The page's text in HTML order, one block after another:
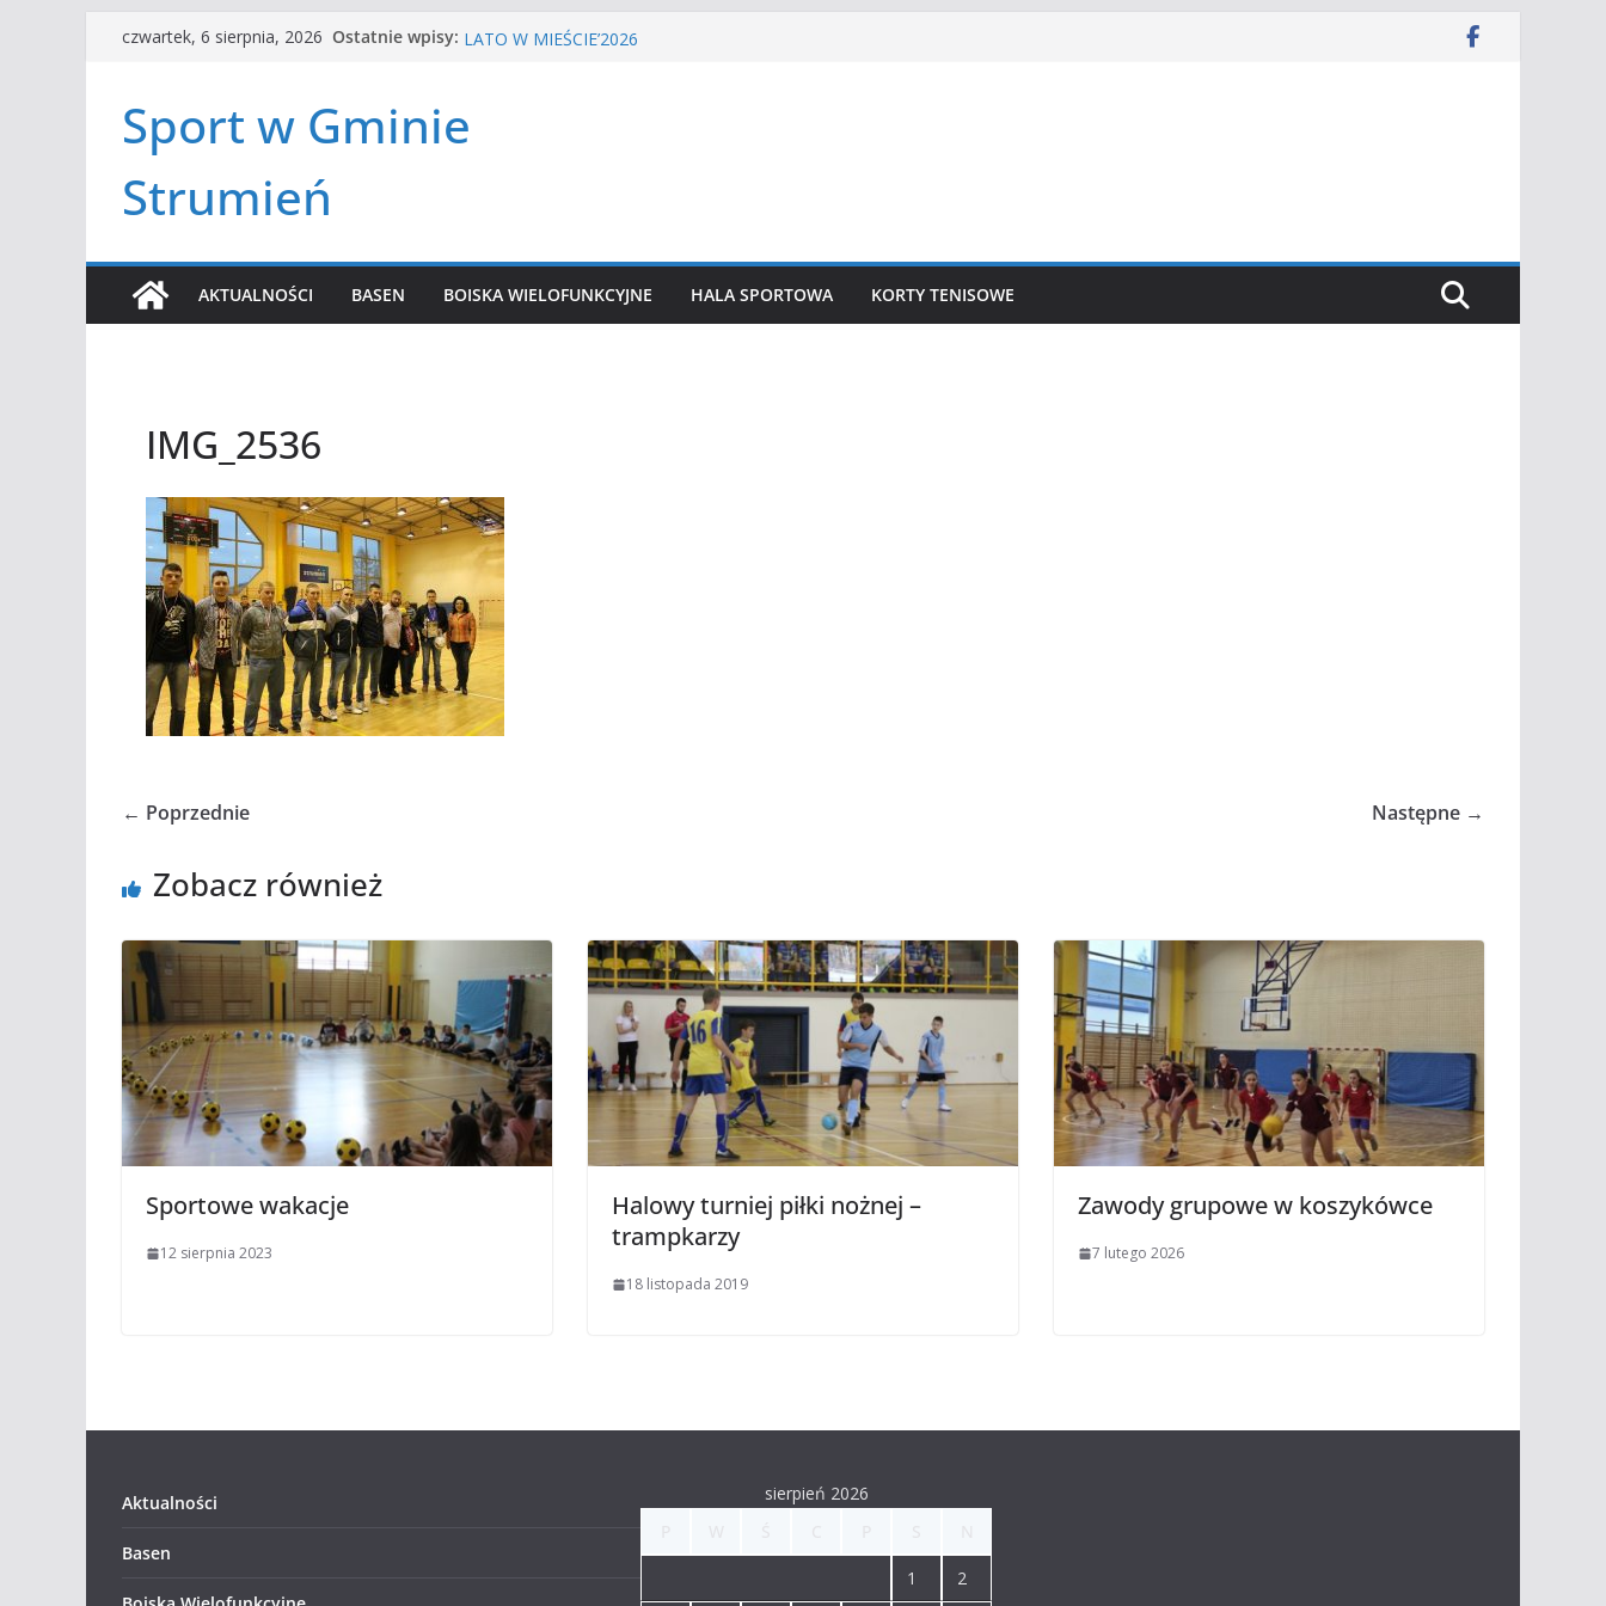
Przejdźczwartek, 6 sierpnia, 2026 Ostatnie wpisy: HALOWA LIGA PIŁKI NOŻNEJ
Czwórbój lekkoatletyczny
Sport w Gminie
Strumień
AKTUALNOŚCI BASEN BOISKA WIELOFUNKCYJNE HALA SPORTOWA KORTY TENISOWE
IMG_2536
← Poprzednie Następne →
Zobacz również
Sportowe wakacje
12 sierpnia 2023
Halowy turniej piłki nożnej –
trampkarzy
18 listopada 2019
Zawody grupowe w koszykówce
7 lutego 2026
Aktualności
Basen
sierpień 2026
1 2